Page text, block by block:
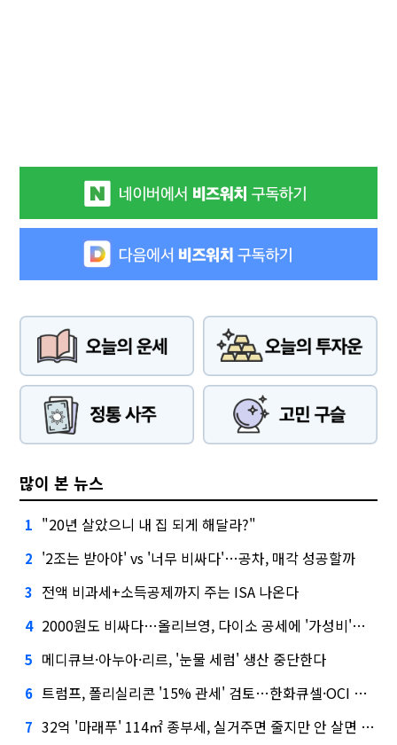
많이 본 뉴스
1 "20년 살았으니 내 집 되게 해달라?"
2 '2조는 받아야' vs '너무 비싸다'…공차, 매각 성공할까
3 전액 비과세+소득공제까지 주는 ISA 나온다
4 2000원도 비싸다…올리브영, 다이소 공세에 '가성비'로 맞불
5 메디큐브·아누아·리르, '눈물 세럼' 생산 중단한다
6 트럼프, 폴리실리콘 '15% 관세' 검토…한화큐셀·OCI 영향은?
7 32억 '마래푸' 114㎡ 종부세, 실거주면 줄지만 안 살면 2.5배